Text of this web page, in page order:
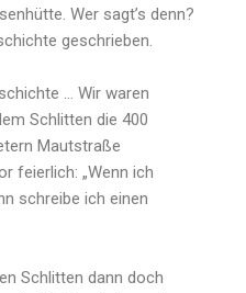
Wer sagt’s denn?
geschrieben.
… Wir waren
Schlitten die 400
Mautstraße
feierlich: „Wenn ich
schreibe ich einen
Schlitten dann doch